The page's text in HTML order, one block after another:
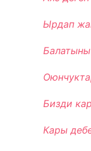
Ырдап
Бизди
Кары